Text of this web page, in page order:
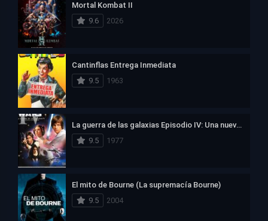
Mortal Kombat II
9.6
2026
Cantinflas Entrega Inmediata
9.5
1963
La guerra de las galaxias Episodio IV: Una nueva esperanza
9.5
1977
El mito de Bourne (La supremacía Bourne)
9.5
2004